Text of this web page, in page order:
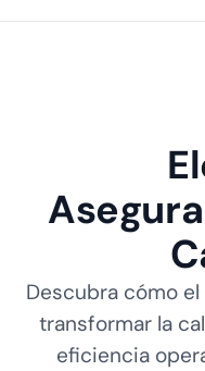
Descubra cómo
transformar la
eficiencia